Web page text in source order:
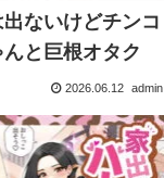
ないけどチンコ
と巨根オタク
2026.06.12 admin